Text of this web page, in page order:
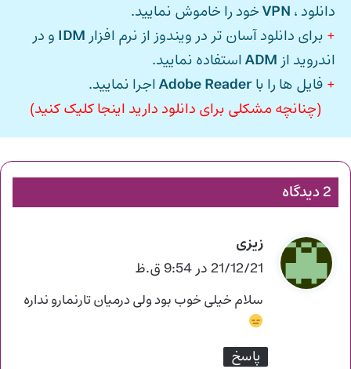
دانلود ، VPNخود را خاموش نمایید.
+ برای دانلود آسان تر در ویندوز از نرم افزار IDM و در
اندروید از ADMاستفاده نمایید.
+ فایل ها را باAdobe Readerاجرا نمایید.
(چنانچه مشکلی برای دانلود دارید اینجا کلیک کنید)
2 دیدگاه
زیزی
ف
ت
21/12/21 در 9:54 ق.ظ
سلام خیلی خوب بود ولی درمیان تارنمارو نداره
پاسخ